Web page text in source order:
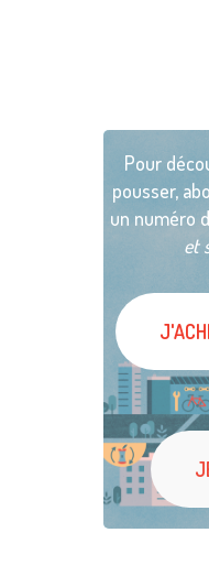
Pour
pousser,
un numéro
et